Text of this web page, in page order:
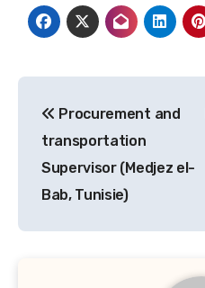
de
l’article
Procurement and
transportation
Supervisor (Medjez el-
Bab, Tunisie)